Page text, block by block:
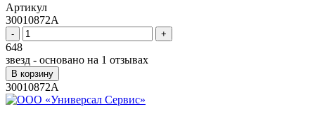
Артикул
30010872A
- +
648
звезд - основано на 1 отзывах
В корзину
30010872A